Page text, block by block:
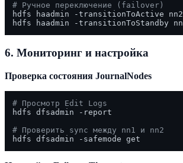
# Ручное переключение (failover)
hdfs haadmin -transitionToActive nn2
6. Мониторинг и настройка
Проверка состояния JournalNodes
# Просмотр Edit Logs
hdfs dfsadmin -report
# Проверить sync между nn1 и nn2